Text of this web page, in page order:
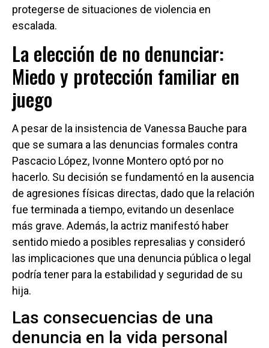
protegerse de situaciones de violencia en
escalada.
La elección de no denunciar:
Miedo y protección familiar en
juego
A pesar de la insistencia de Vanessa Bauche para
que se sumara a las denuncias formales contra
Pascacio López, Ivonne Montero optó por no
hacerlo. Su decisión se fundamentó en la ausencia
de agresiones físicas directas, dado que la relación
fue terminada a tiempo, evitando un desenlace
más grave. Además, la actriz manifestó haber
sentido miedo a posibles represalias y consideró
las implicaciones que una denuncia pública o legal
podría tener para la estabilidad y seguridad de su
hija.
Las consecuencias de una
denuncia en la vida personal